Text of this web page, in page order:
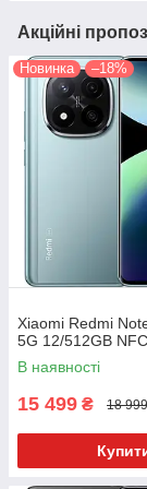
Акційні
Новинка –18%
Xiaomi Redmi
5G 12/512GB
В наявності
15 499 ₴ 18